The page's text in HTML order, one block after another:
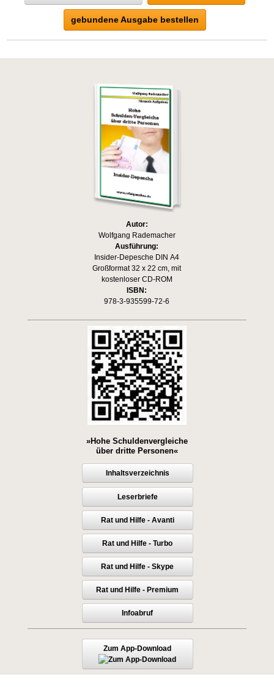
gebundene Ausgabe bestellen
Autor:
Wolfgang Rademacher
Ausführung:
Insider-Depesche DIN A4
Großformat 32 x 22 cm, mit
kostenloser CD-ROM
ISBN:
978-3-935599-72-6
»Hohe Schuldenvergleiche
über dritte Personen«
Inhaltsverzeichnis
Leserbriefe
Rat und Hilfe - Avanti
Rat und Hilfe - Turbo
Rat und Hilfe - Skype
Rat und Hilfe - Premium
Infoabruf
Zum App-Download